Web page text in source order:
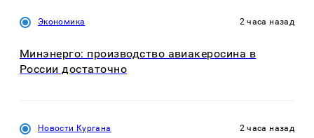
Экономика 2 часа назад
Минэнерго: производство авиакеросина в
России достаточно
Новости Кургана 2 часа назад